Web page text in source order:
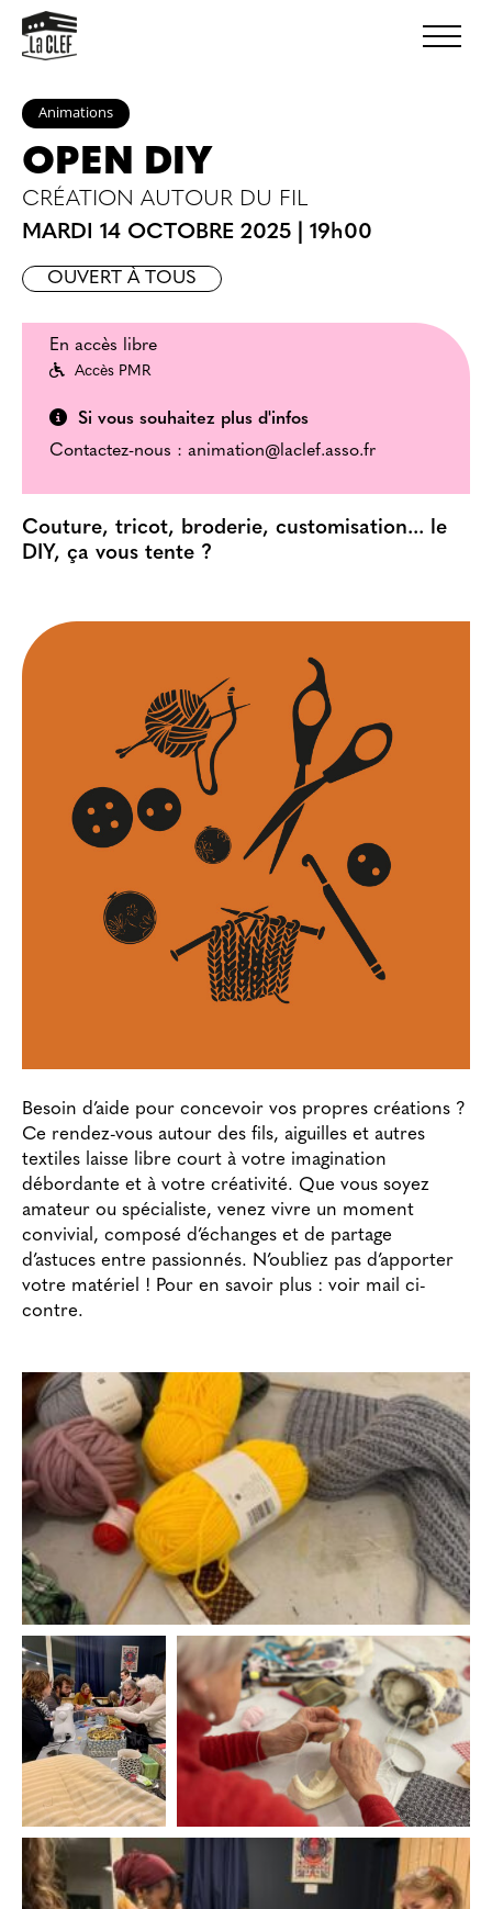
Animations
OPEN DIY
CRÉATION AUTOUR DU FIL
MARDI 14 OCTOBRE 2025
19h00
OUVERT À TOUS
En accès libre
Accès PMR
Si vous souhaitez plus d'infos
Contactez-nous : animation@laclef.asso.fr
Couture, tricot, broderie, customisation... le
DIY, ça vous tente ?
Besoin d’aide pour concevoir vos propres créations ?
Ce rendez-vous autour des fils, aiguilles et autres
textiles laisse libre court à votre imagination
débordante et à votre créativité. Que vous soyez
amateur ou spécialiste, venez vivre un moment
convivial, composé d’échanges et de partage
d’astuces entre passionnés. N’oubliez pas d’apporter
votre matériel ! Pour en savoir plus : voir mail ci-
contre.